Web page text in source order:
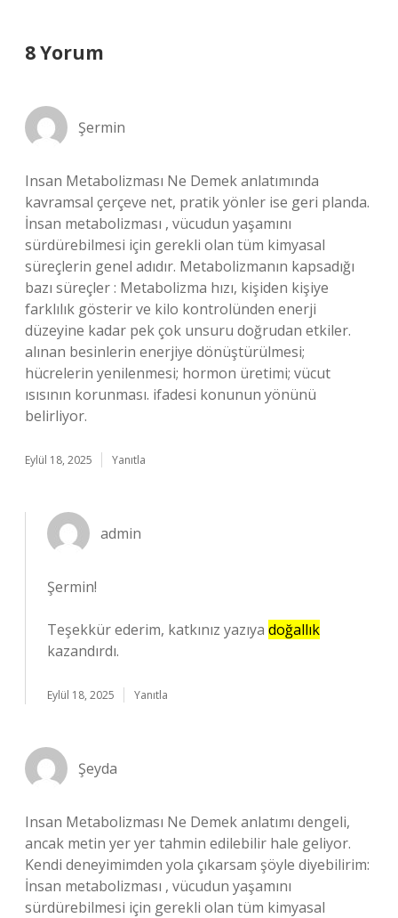
8 Yorum
Şermin
Insan Metabolizması Ne Demek anlatımında
kavramsal çerçeve net, pratik yönler ise geri planda.
İnsan metabolizması , vücudun yaşamını
sürdürebilmesi için gerekli olan tüm kimyasal
süreçlerin genel adıdır. Metabolizmanın kapsadığı
bazı süreçler : Metabolizma hızı, kişiden kişiye
farklılık gösterir ve kilo kontrolünden enerji
düzeyine kadar pek çok unsuru doğrudan etkiler.
alınan besinlerin enerjiye dönüştürülmesi;
hücrelerin yenilenmesi; hormon üretimi; vücut
ısısının korunması. ifadesi konunun yönünü
belirliyor.
Eylül 18, 2025 Yanıtla
admin
Şermin!
Teşekkür ederim, katkınız yazıya doğallık
kazandırdı.
Eylül 18, 2025 Yanıtla
Şeyda
Insan Metabolizması Ne Demek anlatımı dengeli,
ancak metin yer yer tahmin edilebilir hale geliyor.
Kendi deneyimimden yola çıkarsam şöyle diyebilirim:
İnsan metabolizması , vücudun yaşamını
sürdürebilmesi için gerekli olan tüm kimyasal